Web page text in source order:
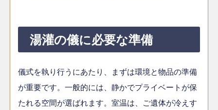
湯灌の儀に必要な準備
儀式を執り行うにあたり、まずは環境と物品の準備
が重要です。一般的には、静かでプライベートが保
たれる空間が選ばれます。室温は、ご遺体が冷えす